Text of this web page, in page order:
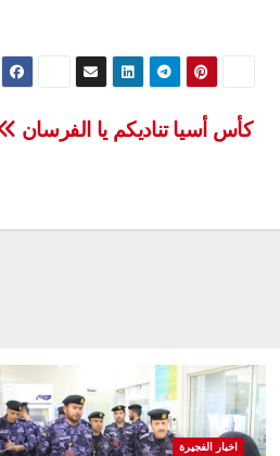
كأس أسيا تناديكم يا الفرسان
اخبار الفجيرة